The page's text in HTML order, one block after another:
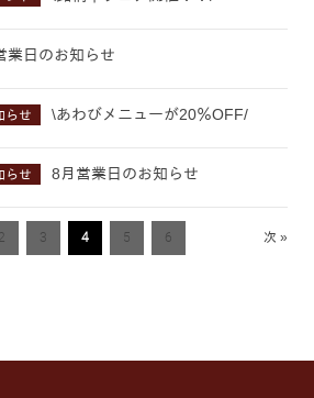
業日のお知らせ
らせ \あわびメニューが20％OFF/
らせ 8月営業日のお知らせ
2 3 4 5 6 次 »